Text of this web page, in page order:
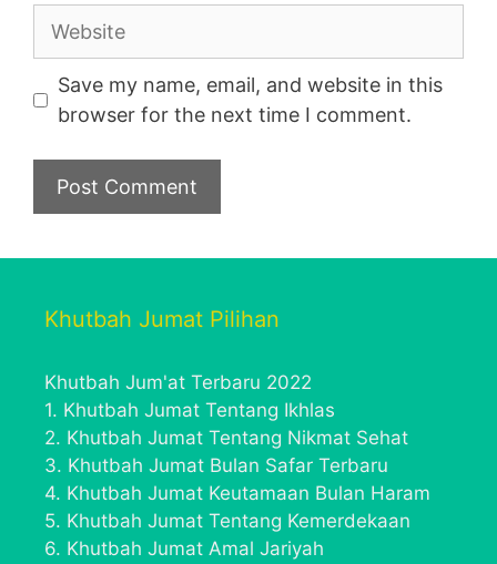
Website
Save my name, email, and website in this
browser for the next time I comment.
Khutbah Jumat Pilihan
Khutbah Jum'at Terbaru 2022
1. Khutbah Jumat Tentang Ikhlas
2. Khutbah Jumat Tentang Nikmat Sehat
3. Khutbah Jumat Bulan Safar Terbaru
4. Khutbah Jumat Keutamaan Bulan Haram
5. Khutbah Jumat Tentang Kemerdekaan
6. Khutbah Jumat Amal Jariyah